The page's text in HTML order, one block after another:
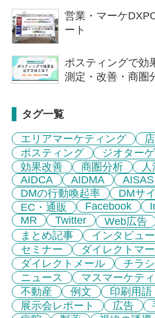
営業・マーケ
ート
ポスティングで効
測定・改善・商圏
タグ一覧
エリアマーケティング
ポスティング
ジオター
効果改善
商圏分析
AIDCA
AIDMA AISAS
DMの行動喚起率
DMサ
EC・通販
Facebook
MR
Twitter Web広告
まとめ記事
インタビュー
セミナー
ダイレクトマ
ダイレクトメール
チラシ
ニュース
マスマーケテ
不動産
例文
印刷用語
展示会レポート
広告